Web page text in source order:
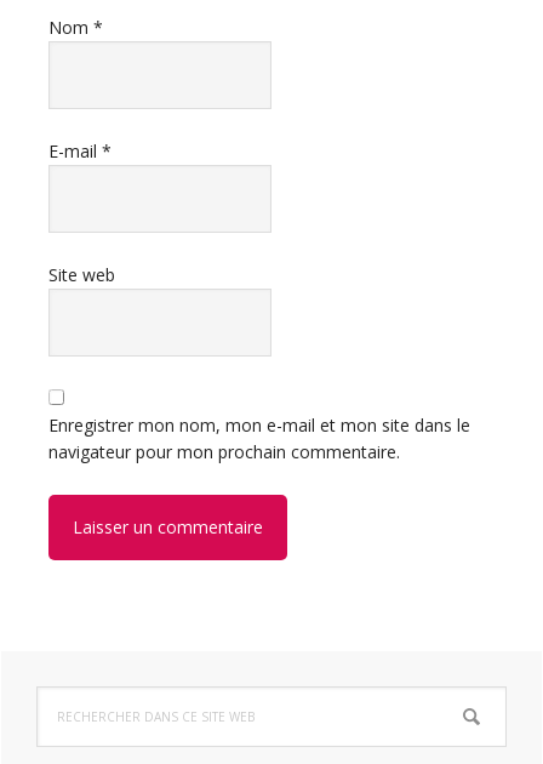
Nom *
E-mail *
Site web
Enregistrer mon nom, mon e-mail et mon site dans le
navigateur pour mon prochain commentaire.
Barre
latérale
dans
ce